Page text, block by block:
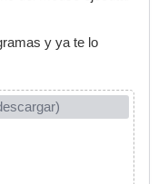
y ya te lo